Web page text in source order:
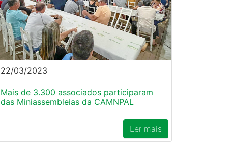
22/03/2023
Mais de 3.300 associados participaram
das Miniassembleias da CAMNPAL
Ler mais